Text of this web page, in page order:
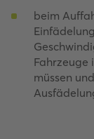
beim
Fahrzeuge
müssen